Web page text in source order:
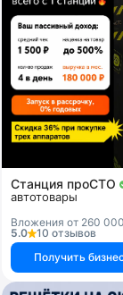
Станция проСТО
автотовары
Вложения от 260
5.0
10 отзывов
Получить